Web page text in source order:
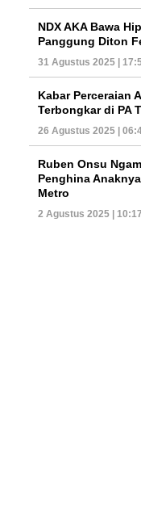
NDX AKA Bawa
Panggung Diton
31 Agustus 2025 |
Kabar Perceraian
Terbongkar di PA
26 Agustus 2025 |
Ruben Onsu
Penghina
Metro
2 Agustus 2025 |